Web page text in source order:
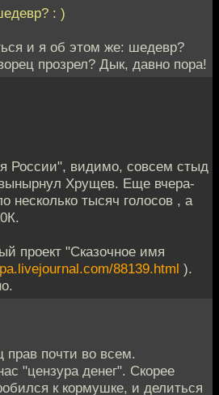
: )
и я об этом же: шедевр?
прозрел? Дык, давно пора!
России", видимо, совсем стыд
Хрущев. Еще вчера-
несколько тысяч голосов , а
проект "Сказочное имя
88139.html ).
почти во всем.
"цензура денег". Скорее
к кормушке, и делиться